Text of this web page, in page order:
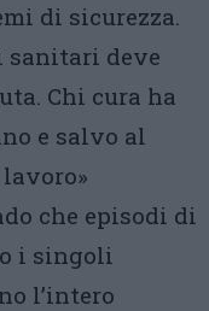
di sicurezza.
sanitari deve
Chi cura ha
e salvo al
che episodi di
i singoli
l’intero